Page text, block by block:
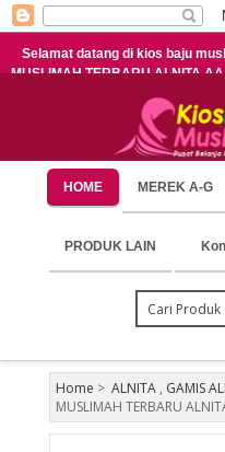
Selamat datang di kios baju
MUSLIMAH TERBARU ALNITA
HOME MEREK A-G
PRODUK LAIN
Home > ALNITA, GAMIS
MUSLIMAH TERBARU